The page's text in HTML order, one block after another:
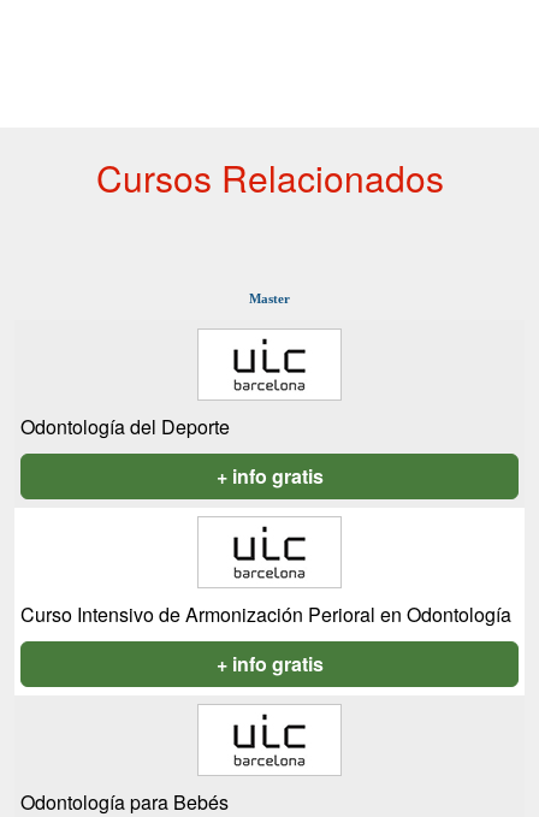
Cursos Relacionados
Master
Odontología del Deporte
+ info gratis
Curso Intensivo de Armonización Perioral en Odontología
+ info gratis
Odontología para Bebés